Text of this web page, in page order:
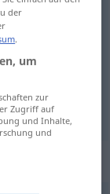
der
.
um
zur
Zugriff auf
und Inhalte,
und